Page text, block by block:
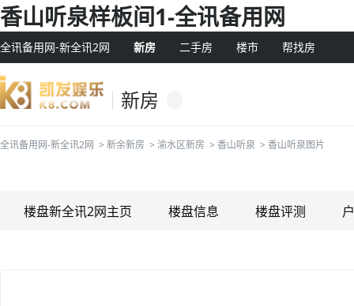
香山听泉样板间1-全讯备用网
全讯备用网-新全讯2网 新房 二手房 楼市 帮找房
新房
全讯备用网-新全讯2网 > 新余新房 > 渝水区新房 > 香山听泉 > 香山听泉图片
楼盘新全讯2网主页 楼盘信息 楼盘评测